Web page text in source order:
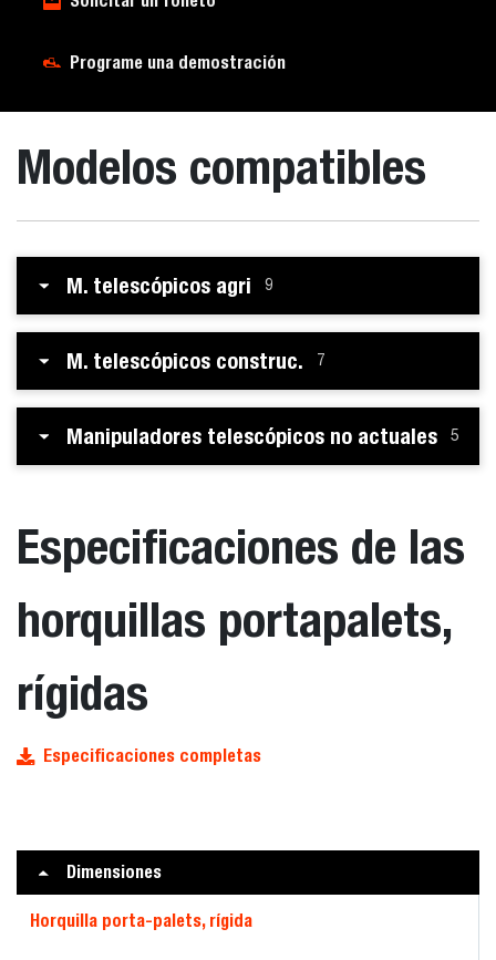
Programe una demostración
Modelos compatibles
M. telescópicos agri 9
M. telescópicos construc. 7
Manipuladores telescópicos no actuales 5
Especificaciones de las
horquillas portapalets,
rígidas
Especificaciones completas
Dimensiones
Horquilla porta-palets, rígida